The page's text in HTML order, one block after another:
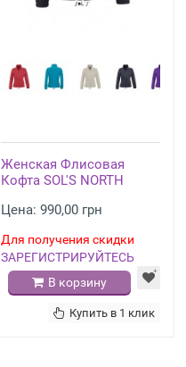
Женская Флисовая
Кофта SOL'S NORTH
Цена: 990,00 грн
Для получения скидки
ЗАРЕГИСТРИРУЙТЕСЬ
В корзину
Купить в 1 клик